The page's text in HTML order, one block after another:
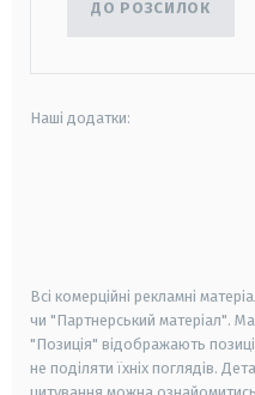
ДО РОЗСИЛОК
Наші додатки:
Всі комерційні рекламні
чи "Партнерський матеріал".
"Позиція" відображають
не поділяти їхніх поглядів.